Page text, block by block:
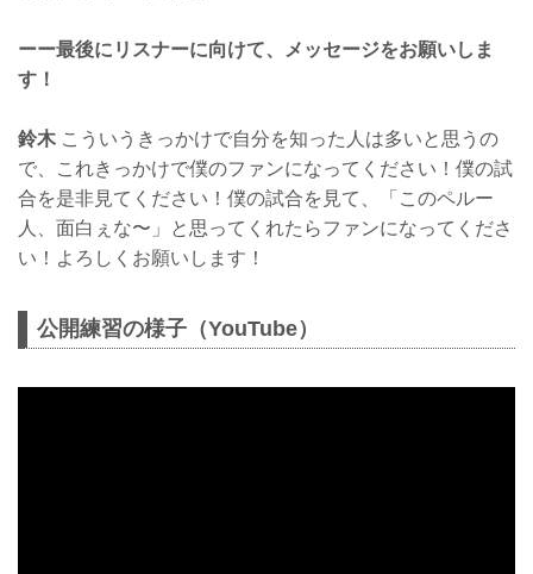
ーー最後にリスナーに向けて、メッセージをお願いしま
す！
鈴木 こういうきっかけで自分を知った人は多いと思うの
で、これきっかけで僕のファンになってください！僕の試
合を是非見てください！僕の試合を見て、「このペルー
人、面白ぇな〜」と思ってくれたらファンになってくださ
い！よろしくお願いします！
公開練習の様子（YouTube）